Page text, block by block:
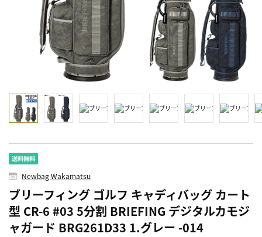
Newbag Wakamatsu
ブリーフィング ゴルフ キャディバッグ カート
型 CR-6 #03 5分割 BRIEFING デジタルカモジ
ャガード BRG261D33 1.グレー -014